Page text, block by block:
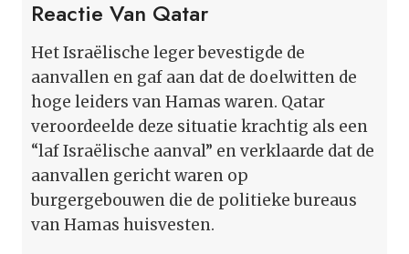
Reactie Van Qatar
Het Israëlische leger bevestigde de
aanvallen en gaf aan dat de doelwitten de
hoge leiders van Hamas waren. Qatar
veroordeelde deze situatie krachtig als een
“laf Israëlische aanval” en verklaarde dat de
aanvallen gericht waren op
burgergebouwen die de politieke bureaus
van Hamas huisvesten.